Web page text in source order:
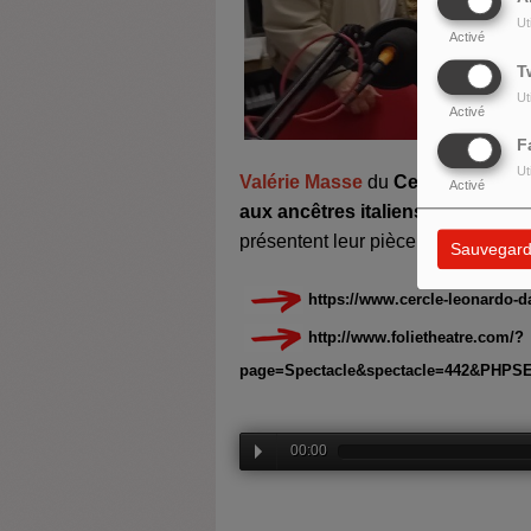
Activé
Activé
Activé
Valérie Masse du Cercle
aux ancêtres italienset
présentent leur pièce
Sfumato,
https://www.cercle-leonardo-
http://www.folietheatre.com/?
00:00